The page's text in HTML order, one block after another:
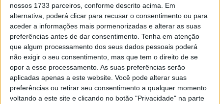
nossos 1733 parceiros, conforme descrito acima. Em
alternativa, poderá clicar para recusar o consentimento ou para
aceder a informações mais pormenorizadas e alterar as suas
preferências antes de dar consentimento. Tenha em atenção
que algum processamento dos seus dados pessoais poderá
não exigir o seu consentimento, mas que tem o direito de se
opor a esse processamento. As suas preferências serão
aplicadas apenas a este website. Você pode alterar suas
preferências ou retirar seu consentimento a qualquer momento
voltando a este site e clicando no botão "Privacidade" na parte
FM ou emwww.968.fm
Pub
TAGS Campeonato Regional de Badminton
Desporto Escolar
Vila Nova de Paiva